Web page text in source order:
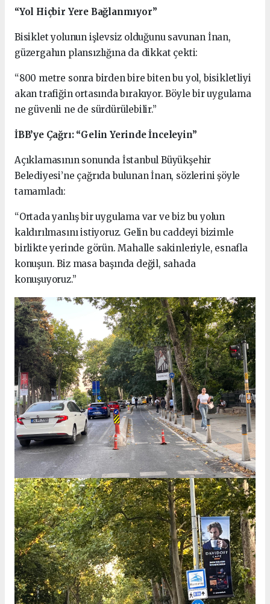
“Yol Hiçbir Yere Bağlanmıyor”
Bisiklet yolunun işlevsiz olduğunu savunan İnan,
güzergahın plansızlığına da dikkat çekti:
“800 metre sonra birden bire biten bu yol, bisikletliyi
akan trafiğin ortasında bırakıyor. Böyle bir uygulama
ne güvenli ne de sürdürülebilir.”
İBB’ye Çağrı: “Gelin Yerinde İnceleyin”
Açıklamasının sonunda İstanbul Büyükşehir
Belediyesi’ne çağrıda bulunan İnan, sözlerini şöyle
tamamladı:
“Ortada yanlış bir uygulama var ve biz bu yolun
kaldırılmasını istiyoruz. Gelin bu caddeyi bizimle
birlikte yerinde görün. Mahalle sakinleriyle, esnafla
konuşun. Biz masa başında değil, sahada
konuşuyoruz.”